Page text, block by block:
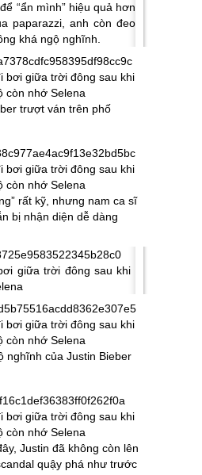
“ẩn mình” hiệu quả hơn
paparazzi, anh còn đeo
khá ngộ nghĩnh.
trượt ván trên phố
rất kỹ, nhưng nam ca sĩ
bị nhận diện dễ dàng
nghĩnh của Justin Bieber
Justin đã không còn lên
quậy phá như trước